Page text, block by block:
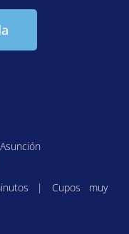
| Cupos muy